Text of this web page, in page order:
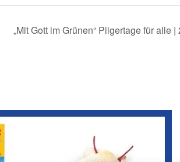
„Mit Gott im Grünen“ Pilgertage für alle